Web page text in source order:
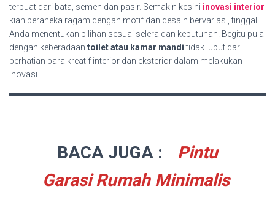
terbuat dari bata, semen dan pasir. Semakin kesini inovasi interior
kian beraneka ragam dengan motif dan desain bervariasi, tinggal
Anda menentukan pilihan sesuai selera dan kebutuhan. Begitu pula
dengan keberadaan toilet atau kamar manditidak luput dari
perhatian para kreatif interior dan eksterior dalam melakukan
inovasi.
BACA JUGA :
Pintu
Garasi Rumah Minimalis